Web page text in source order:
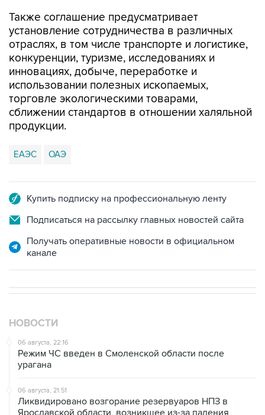
Также соглашение предусматривает
установление сотрудничества в различных
отраслях, в том числе транспорте и логистике,
конкуренции, туризме, исследованиях и
инновациях, добыче, переработке и
использовании полезных ископаемых,
торговле экологическими товарами,
сближении стандартов в отношении халяльной
продукции.
ЕАЭС ОАЭ
Купить подписку на профессиональную ленту
Подписаться на рассылку главных новостей сайта
Получать оперативные новости в официальном
канале
НОВОСТИ
06 августа, 22:16
Режим ЧС введен в Смоленской области после
урагана
06 августа, 21:51
Ликвидировано возгорание резервуаров НПЗ в
Ярославской области, возникшее из-за падения